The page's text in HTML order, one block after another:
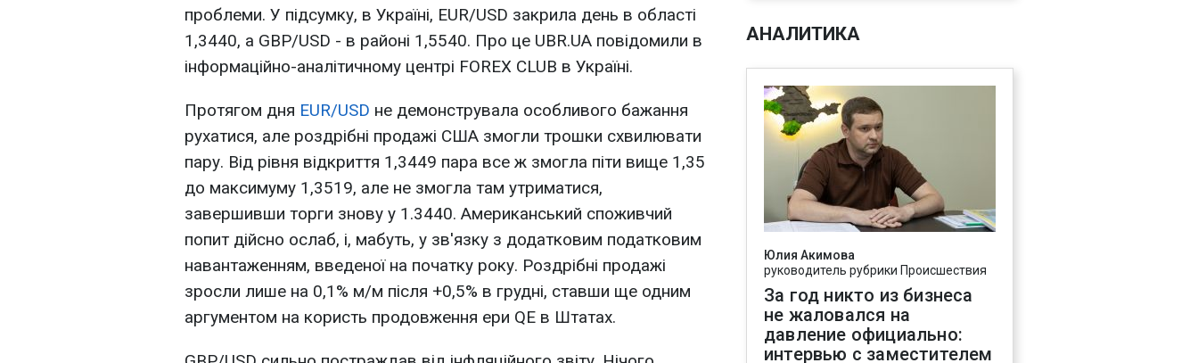
проблеми. У підсумку, в Україні, EUR/USD закрила день в області
1,3440, а GBP/USD - в районі 1,5540. Про це UBR.UA повідомили в
інформаційно-аналітичному центрі FOREX CLUB в Україні.
Протягом дня EUR/USD не демонструвала особливого бажання
рухатися, але роздрібні продажі США змогли трошки схвилювати
пару. Від рівня відкриття 1,3449 пара все ж змогла піти вище 1,35
до максимуму 1,3519, але не змогла там утриматися,
завершивши торги знову у 1.3440. Американський споживчий
попит дійсно ослаб, і, мабуть, у зв'язку з додатковим податковим
навантаженням, введеної на початку року. Роздрібні продажі
зросли лише на 0,1% м/м після +0,5% в грудні, ставши ще одним
аргументом на користь продовження ери QE в Штатах.
АНАЛИТИКА
Юлия Акимова
руководитель рубрики Происшествия
За год никто из бизнеса
не жаловался на
давление официально:
интервью с заместителем